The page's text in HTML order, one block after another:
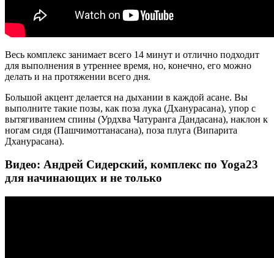
Весь комплекс занимает всего 14 минут и отлично подходит
для выполнения в утреннее время, но, конечно, его можно
делать и на протяжении всего дня.
Большой акцент делается на дыхании в каждой асане. Вы
выполните такие позы, как поза лука (Дханурасана), упор с
вытягиванием спины (Урдхва Чатуранга Дандасана), наклон к
ногам сидя (Пашчимоттанасана), поза плуга (Випарита
Дханурасана).
Видео: Андрей Сидерский, комплекс по Yoga23
для начинающих и не только